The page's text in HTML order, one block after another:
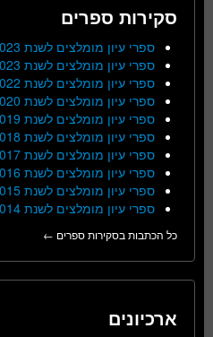
סקירות ספרים
ספרי עיון מומלצים לשנת 2023- חלק ב’
ספרי עיון מומלצים לשנת 2023- חלק א’
ספרי עיון מומלצים לשנת 2022
ספרי עיון מומלצים לשנת 2020
ספרי עיון מומלצים לשנת 2019
ספרי עיון מומלצים לשנת 2018
ספרי עיון מומלצים לשנת 2017
ספרי עיון מומלצים לשנת 2016
ספרי עיון מומלצים לשנת 2015
ספרי עיון מומלצים לשנת 2014
כל הכתבות בסקירות ספרים ←
ארכיונים